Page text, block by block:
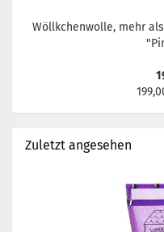
Wöllkchenwolle, mehr
Zuletzt angesehen